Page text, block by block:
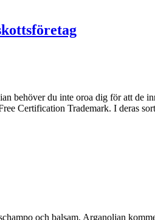
behöver du inte oroa dig för att de
Certification Trademark. I deras
och balsam. Arganoljan